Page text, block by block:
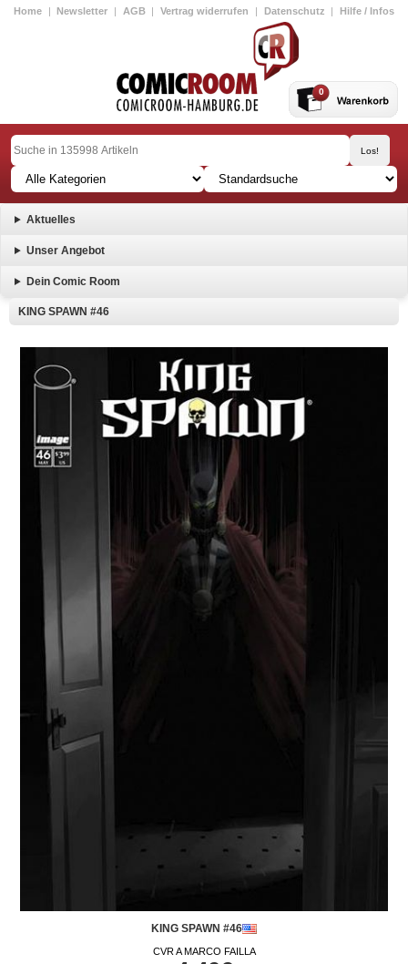
Home | Newsletter | AGB | Vertrag widerrufen | Datenschutz | Hilfe / Infos
0
Aktuelles
Unser Angebot
Dein Comic Room
KING SPAWN #46
KING SPAWN #46
CVR A MARCO FAILLA